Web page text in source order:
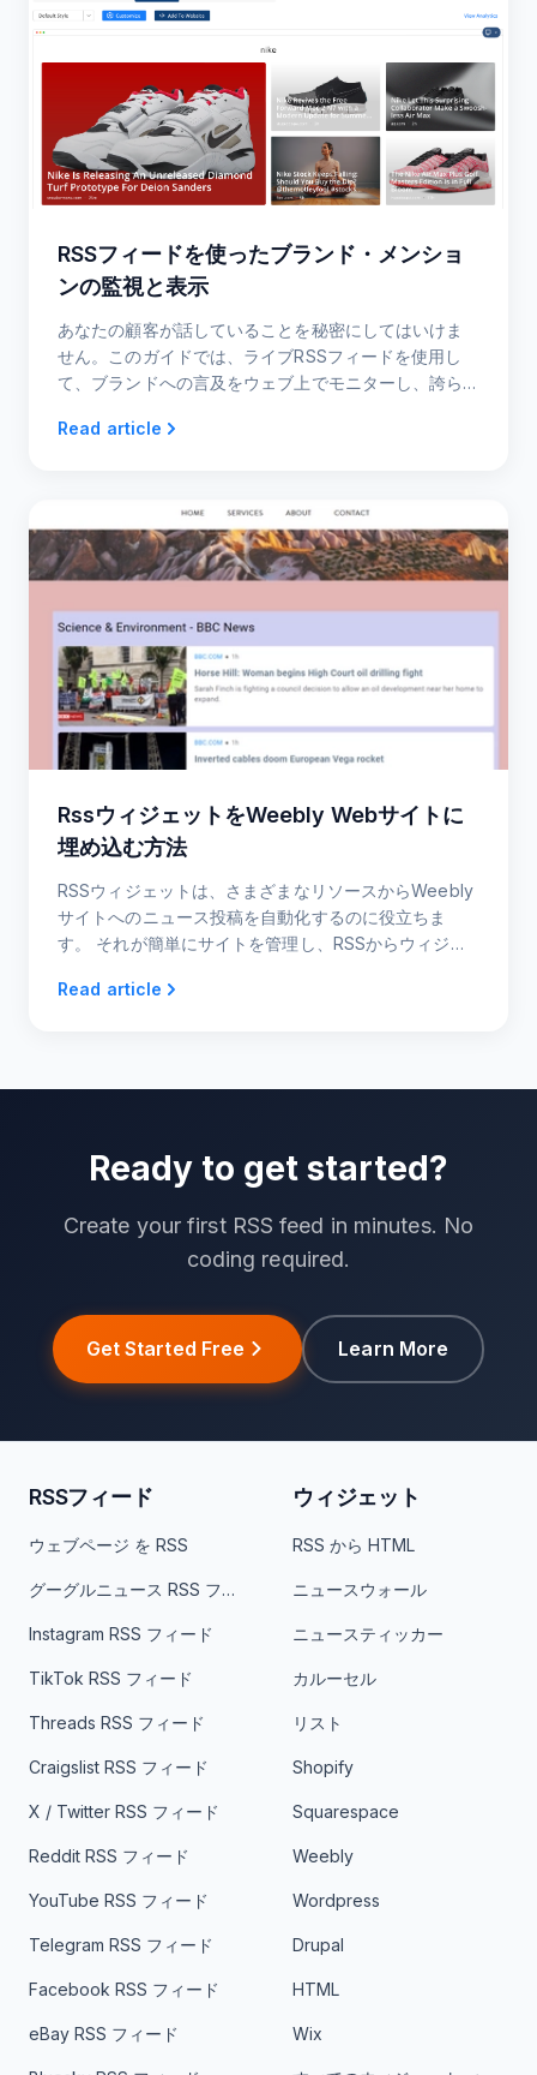
RSSフィードを使ったブランド・メンショ
ンの監視と表示
あなたの顧客が話していることを秘密にしてはいけま
せん。このガイドでは、ライブRSSフィードを使用し
て、ブランドへの言及をウェブ上でモニターし、誇ら
Read article
RssウィジェットをWeebly Webサイトに
埋め込む方法
RSSウィジェットは、さまざまなリソースからWeebly
サイトへのニュース投稿を自動化するのに役立ちま
す。 それが簡単にサイトを管理し、RSSからウィジェ
リ。
Read article
Ready to get started?
Create your first RSS feed in minutes. No
coding required.
Get Started Free Learn More
RSSフィード
ウェブページ を RSS
グーグルニュース RSS フィード
Instagram RSS フィード
TikTok RSS フィード
Threads RSS フィード
Craigslist RSS フィード
X / Twitter RSS フィード
Reddit RSS フィード
YouTube RSS フィード
Telegram RSS フィード
Facebook RSS フィード
eBay RSS フィード
ウィジェット
RSS から HTML
ニュースウォール
ニュースティッカー
カルーセル
リスト
Shopify
Squarespace
Weebly
Wordpress
Drupal
HTML
Wix